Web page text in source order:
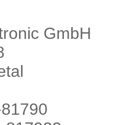
GmbH